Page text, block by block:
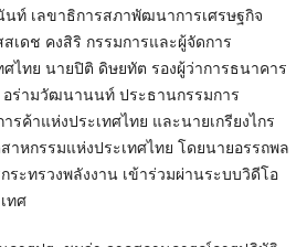
ท์ เลขาธิการสภาพัฒนาการเศรษฐกิจ
เดช คงสิริ กรรมการและผู้จัดการ
ไทย นายปิติ ดิษยทัต รองผู้ว่าการธนาคาร
อร่ามวัฒนานนท์ ประธานกรรมการ
รค้าแห่งประเทศไทย และนายเกรียงไกร
าหกรรมแห่งประเทศไทย โดยนายอรรถพล
ระทรวงพลังงาน เข้าร่วมผ่านระบบวิดีโอ
ทศ